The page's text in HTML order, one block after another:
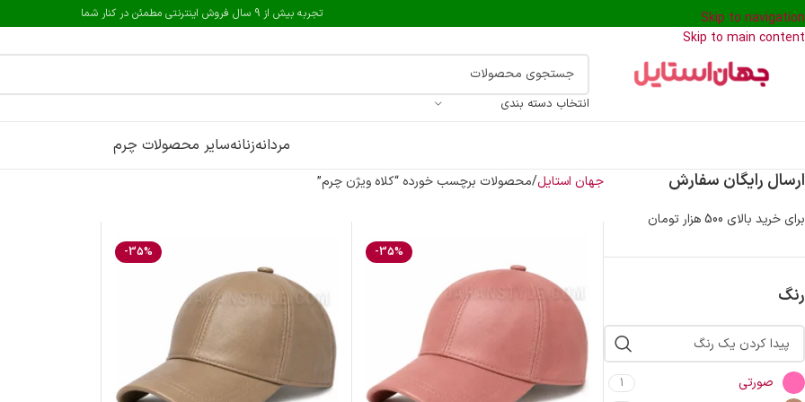
Skip to navigation
Skip to main content
تجربه بیش از 9 سال فروش اینترنتی مطمئن در کنار شما
انتخاب دسته بندی
مردانهزنانهسایر محصولات چرم
ارسال رایگان سفارش
برای خرید بالای 500 هزار تومان
رنگ
صورتی 1
جهان استایل محصولات برچسب خورده “کلاه ویژن چرم”
-35%
-35%